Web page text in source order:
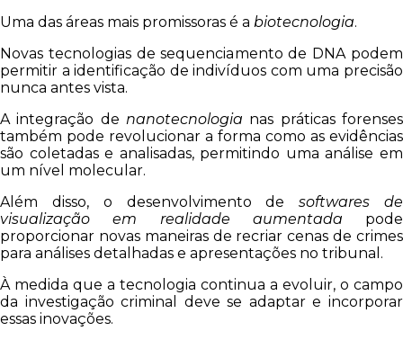
Uma das áreas mais promissoras é a biotecnologia.
Novas tecnologias de sequenciamento de DNA podem
permitir a identificação de indivíduos com uma precisão
nunca antes vista.
A integração de nanotecnologia nas práticas forenses
também pode revolucionar a forma como as evidências
são coletadas e analisadas, permitindo uma análise em
um nível molecular.
Além disso, o desenvolvimento desoftwares de
visualização em realidade aumentada pode
proporcionar novas maneiras de recriar cenas de crimes
para análises detalhadas e apresentações no tribunal.
À medida que a tecnologia continua a evoluir, o campo
da investigação criminal deve se adaptar e incorporar
essas inovações.